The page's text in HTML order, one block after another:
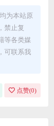
为本站原
禁止复
等各类媒
可联系我
点赞(0)